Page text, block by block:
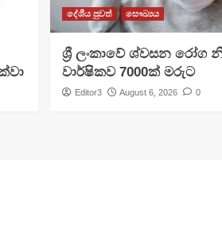
දේශීය පුවත් සෞඛ්‍යය
ශ්‍රී ලංකාවේ ශ්වසන රෝග
වාර්ෂිකව 7000ක් මරුට
Editor3 August 6, 2026 0